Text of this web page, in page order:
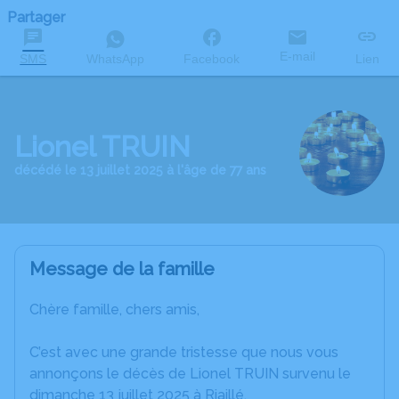
Partager
SMS WhatsApp Facebook E-mail Lien
Lionel TRUIN
décédé le 13 juillet 2025 à l'âge de 77 ans
Message de la famille
Chère famille, chers amis,
C’est avec une grande tristesse que nous vous
annonçons le décès de Lionel TRUIN survenu le
dimanche 13 juillet 2025 à Riaillé.